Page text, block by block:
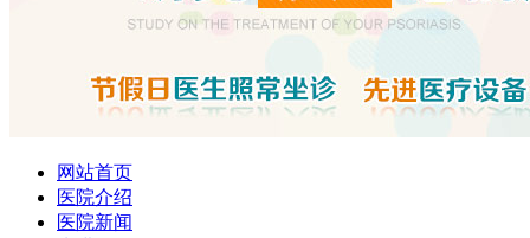
网站首页
医院介绍
医院新闻